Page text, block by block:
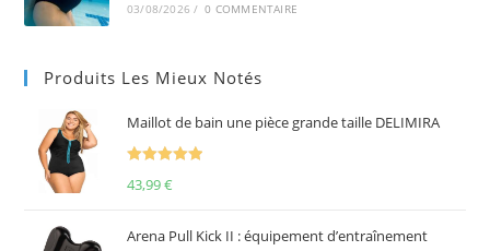
03/08/2026 / 0 COMMENTAIRE
Produits Les Mieux Notés
Maillot de bain une pièce grande taille DELIMIRA
43,99€
Arena Pull Kick II : équipement d’entraînement